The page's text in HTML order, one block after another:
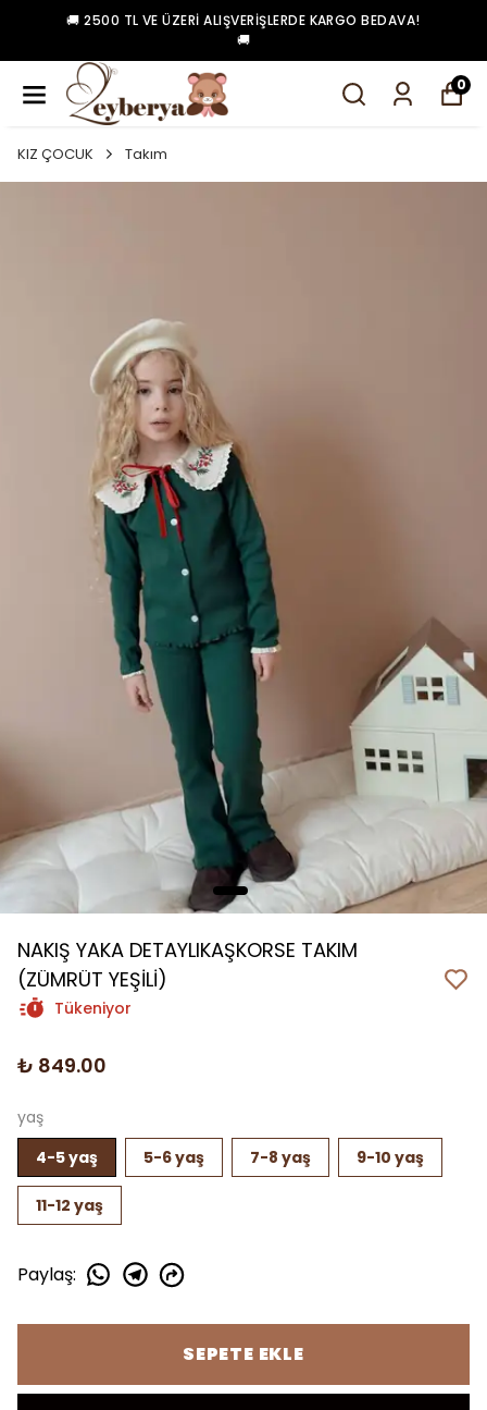
🚚 2500 TL VE ÜZERI ALIŞVERIŞLERDE KARGO BEDAVA!
🚚
0
KIZ ÇOCUK Takım
NAKIŞ YAKA DETAYLIKAŞKORSE TAKIM
(ZÜMRÜT YEŞİLİ)
Tükeniyor
₺ 849.00
yaş
4-5 yaş
5-6 yaş 7-8 yaş 9-10 yaş
11-12 yaş
Paylaş:
SEPETE EKLE